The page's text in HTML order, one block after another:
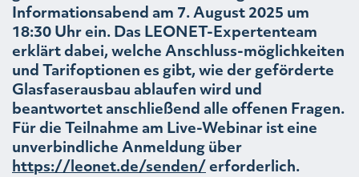
Informationsabend am 7. August 2025 um
18:30 Uhr ein. Das LEONET-Expertenteam
erklärt dabei, welche Anschluss-möglichkeiten
und Tarifoptionen es gibt, wie der geförderte
Glasfaserausbau ablaufen wird und
beantwortet anschließend alle offenen Fragen.
Für die Teilnahme am Live-Webinar ist eine
unverbindliche Anmeldung über
https://leonet.de/senden/erforderlich.